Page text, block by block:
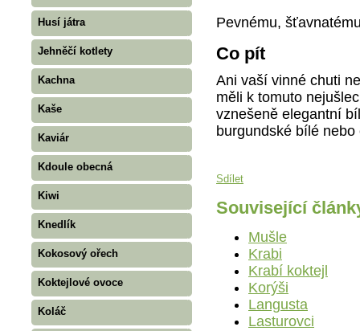
Husí játra
Jehněčí kotlety
Kachna
Kaše
Kaviár
Kdoule obecná
Kiwi
Knedlík
Kokosový ořech
Koktejlové ovoce
Koláč
Pevnému,
Co pít
Ani vaší vinné chuti
měli k tomuto
vznešeně elegantní
burgundské bílé nebo
Sdílet
Související
Mušle
Krabi
Krabí koktejl
Korýši
Langusta
Lasturovci